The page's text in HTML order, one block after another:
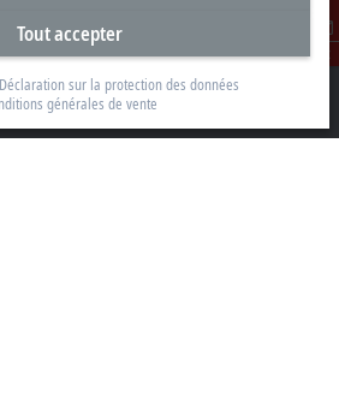
Contact
Tout accepter
Déclaration sur la protection des données
générales de vente